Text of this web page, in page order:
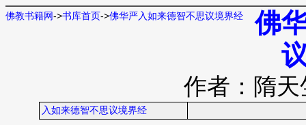
佛教书籍网->书库首页->佛华严入如来德智不思议境界经
佛
作者：隋
入如来德智不思议境界经